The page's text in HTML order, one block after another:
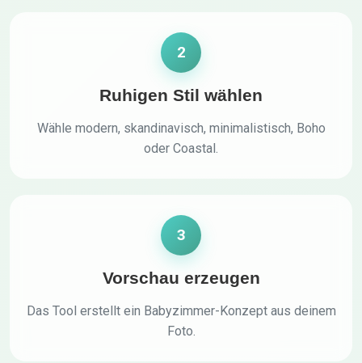
2
Ruhigen Stil wählen
Wähle modern, skandinavisch, minimalistisch, Boho
oder Coastal.
3
Vorschau erzeugen
Das Tool erstellt ein Babyzimmer-Konzept aus deinem
Foto.